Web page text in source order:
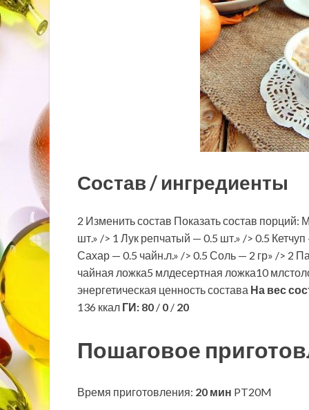
Состав / ингредиенты
2 Изменить состав Показать состав
шт.» /> 1 Лук репчатый — 0.5 шт.» /> 0.5
Сахар — 0.5 чайн.л.» /> 0.5 Соль — 2 гр» /> 2
чайная ложка5 млдесертная ложка10
энергетическая ценность состава На вес
136 ккал ГИ: 80 / 0 / 20
Пошаговое
Время приготовления: 20 мин PT20M